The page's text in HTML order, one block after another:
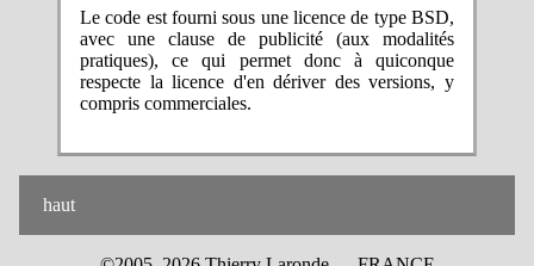
Le code est fourni sous une licence de type BSD,
avec une clause de publicité (aux modalités
pratiques), ce qui permet donc à quiconque
respecte la licence d'en dériver des versions, y
compris commerciales.
haut